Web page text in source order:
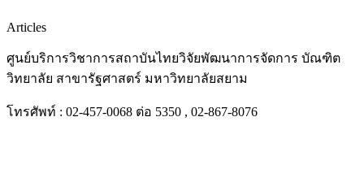
Articles
ศูนย์บริการวิชาการสถาบันไทยวิจัยพัฒนาการจัดการ บัณฑิต
วิทยาลัย สาขารัฐศาสตร์ มหาวิทยาลัยสยาม
โทรศัพท์ : 02-457-0068 ต่อ 5350 , 02-867-8076